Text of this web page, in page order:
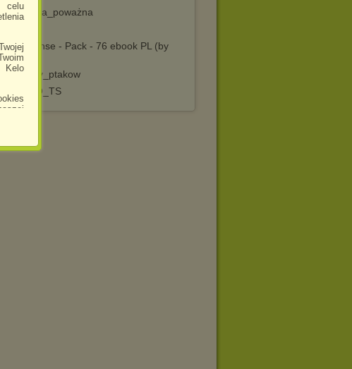
celu
Kelo
Muzyka_poważna
Romanse - Pack - 76 ebook PL (by
m76)
spiewy_ptakow
VIDEO_TS